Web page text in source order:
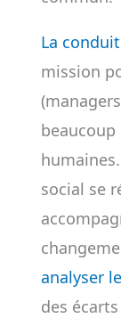
La
mission
social se
analyser
des